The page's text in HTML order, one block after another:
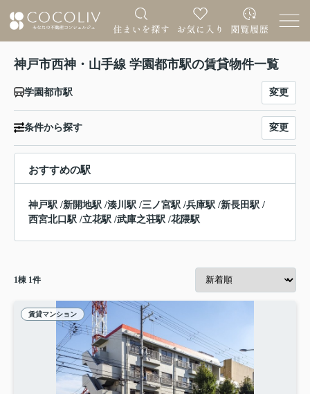
神戸市西神・山手線 学園都市駅の賃貸物件一覧
学園都市駅 変更
条件から探す 変更
おすすめの駅
神戸駅 /新開地駅 /湊川駅 /三ノ宮駅 /兵庫駅 /新長田駅 /
西宮北口駅 /立花駅 /武庫之荘駅 /花隈駅
1棟 1件
賃貸マンション